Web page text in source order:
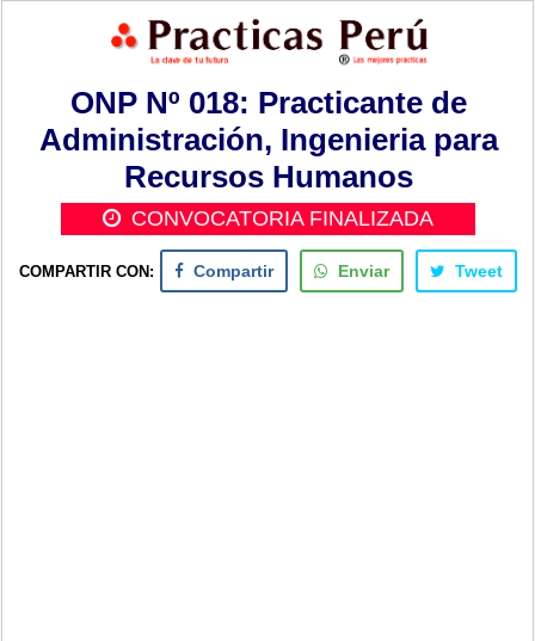
ONP Nº 018: Practicante de
Administración, Ingenieria para
Recursos Humanos
CONVOCATORIA FINALIZADA
COMPARTIR CON: Compartir Enviar Tweet